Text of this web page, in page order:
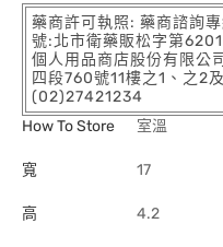
藥商許可執照: 藥商諮詢
號:北市衛藥販松字第
個人用品商店股份有限公
四段760號11樓之1、之2
(02)27421234
How To Store
室溫
寬 17
高 4.2